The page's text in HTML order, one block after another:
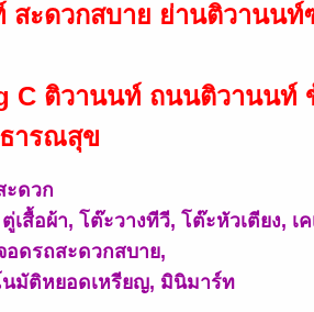
สะดวกสบาย ย่านติวานนท์
C ติวานนท์ ถนนติวานนท์
ารณสุข
ะดวก
เสื้อผ้า, โต๊ะวางทีวี, โต๊ะหัวเตียง, เ
ดรถสะดวกสบาย,
นมัติหยอดเหรียญ, มินิมาร์ท